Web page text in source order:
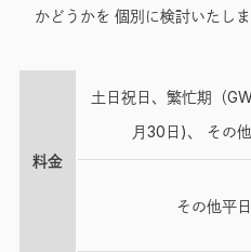
かどうかを 個別に検討いたし
料金
土日祝日、繁忙期（
月30日)、 その
その他平日